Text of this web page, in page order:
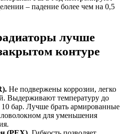
– падение более чем на 0,5
лучше
контуре
Не подвержены коррозии, легко
Выдерживают температуру до
10 бар. Лучше брать армированные
для уменьшения